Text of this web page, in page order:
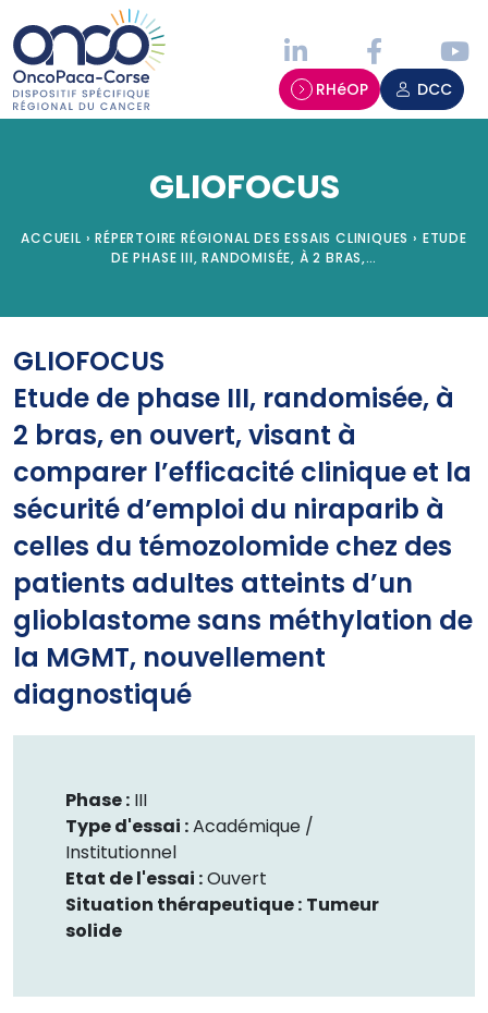
RHéOP DCC
GLIOFOCUS
ACCUEIL › RÉPERTOIRE RÉGIONAL DES ESSAIS CLINIQUES › ETUDE
DE PHASE III, RANDOMISÉE, À 2 BRAS,…
GLIOFOCUS
Etude de phase III, randomisée, à
2 bras, en ouvert, visant à
comparer l’efficacité clinique et la
sécurité d’emploi du niraparib à
celles du témozolomide chez des
patients adultes atteints d’un
glioblastome sans méthylation de
la MGMT, nouvellement
diagnostiqué
Phase : III
Type d'essai :Académique /
Institutionnel
Etat de l'essai :Ouvert
Situation thérapeutique : Tumeur
solide
Panneau de gestion des cookies